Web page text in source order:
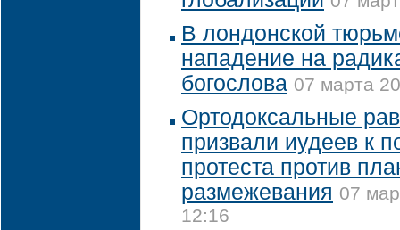
В лондонской
нападение на
богослова 07 марта
Ортодоксальные
призвали иудеев к
протеста против
размежевания 07
12:16